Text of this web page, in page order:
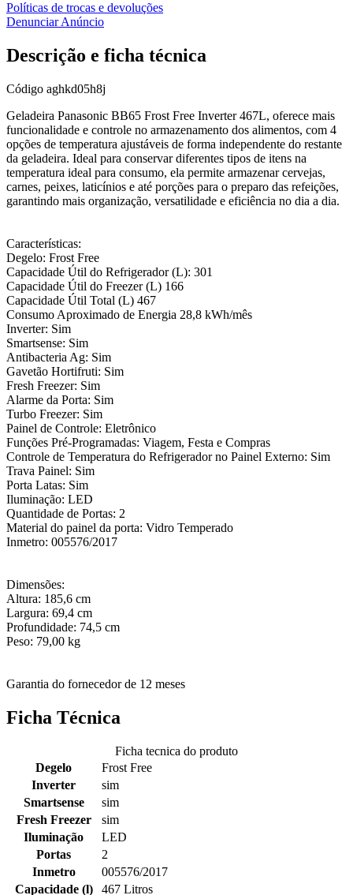
Políticas de trocas e devoluções
Denunciar Anúncio
Descrição e ficha técnica
Código aghkd05h8j
Geladeira Panasonic BB65 Frost Free Inverter 467L, oferece mais
funcionalidade e controle no armazenamento dos alimentos, com 4
opções de temperatura ajustáveis de forma independente do restante
da geladeira. Ideal para conservar diferentes tipos de itens na
temperatura ideal para consumo, ela permite armazenar cervejas,
carnes, peixes, laticínios e até porções para o preparo das refeições,
garantindo mais organização, versatilidade e eficiência no dia a dia.
Características:
Degelo: Frost Free
Capacidade Útil do Refrigerador (L): 301
Capacidade Útil do Freezer (L) 166
Capacidade Útil Total (L) 467
Consumo Aproximado de Energia 28,8 kWh/mês
Inverter: Sim
Smartsense: Sim
Antibacteria Ag: Sim
Gavetão Hortifruti: Sim
Fresh Freezer: Sim
Alarme da Porta: Sim
Turbo Freezer: Sim
Painel de Controle: Eletrônico
Funções Pré-Programadas: Viagem, Festa e Compras
Controle de Temperatura do Refrigerador no Painel Externo: Sim
Trava Painel: Sim
Porta Latas: Sim
Iluminação: LED
Quantidade de Portas: 2
Material do painel da porta: Vidro Temperado
Inmetro: 005576/2017
Dimensões:
Altura: 185,6 cm
Largura: 69,4 cm
Profundidade: 74,5 cm
Peso: 79,00 kg
Garantia do fornecedor de 12 meses
Ficha Técnica
Ficha tecnica do produto
Degelo
Frost Free
Inverter
sim
Smartsense
sim
Fresh Freezer
sim
Iluminação
LED
Portas
2
Inmetro
005576/2017
Capacidade (l)
467 Litros